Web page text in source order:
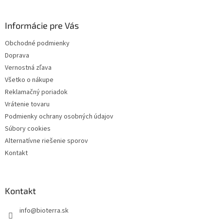
Informácie pre Vás
Obchodné podmienky
Doprava
Vernostná zľava
Všetko o nákupe
Reklamačný poriadok
Vrátenie tovaru
Podmienky ochrany osobných údajov
Súbory cookies
Alternatívne riešenie sporov
Kontakt
Kontakt
info@bioterra.sk